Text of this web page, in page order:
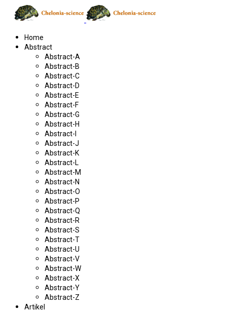
Home
Abstract
Abstract-A
Abstract-B
Abstract-C
Abstract-D
Abstract-E
Abstract-F
Abstract-G
Abstract-H
Abstract-I
Abstract-J
Abstract-K
Abstract-L
Abstract-M
Abstract-N
Abstract-O
Abstract-P
Abstract-Q
Abstract-R
Abstract-S
Abstract-T
Abstract-U
Abstract-V
Abstract-W
Abstract-X
Abstract-Y
Abstract-Z
Artikel